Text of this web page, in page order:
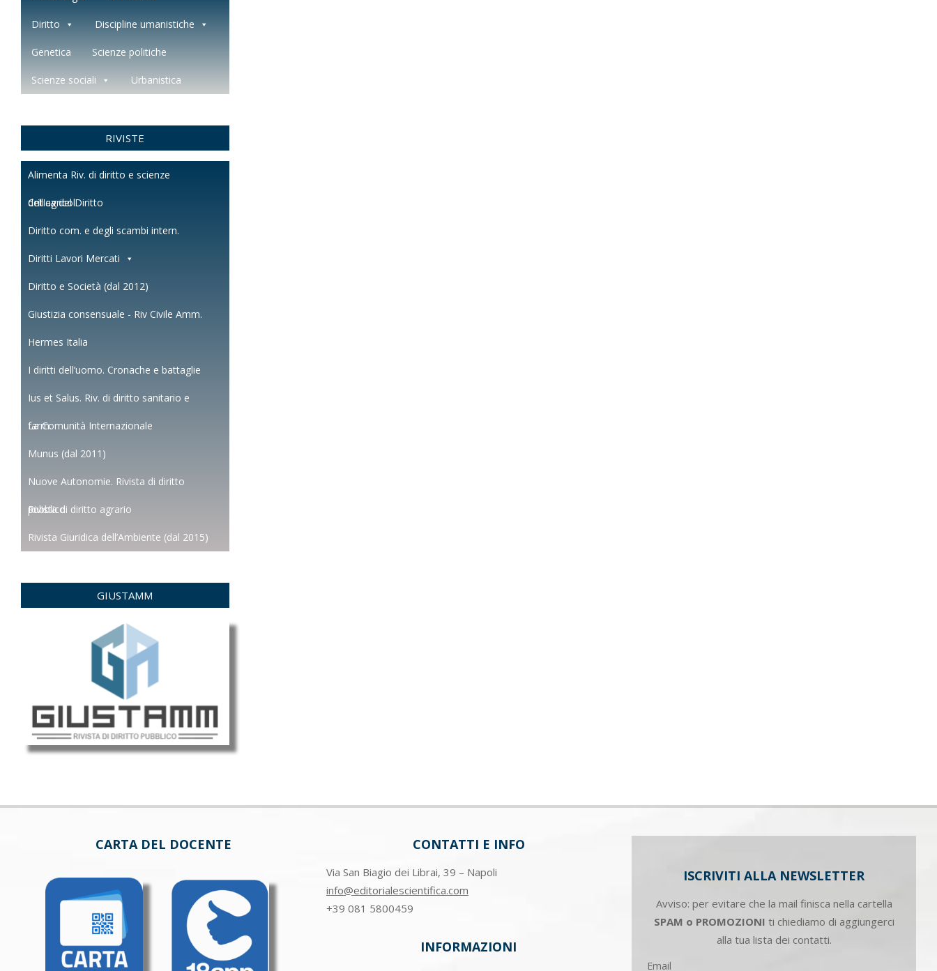
Diritto Discipline umanistiche
Genetica Scienze politiche
Scienze sociali Urbanistica
RIVISTE
Alimenta Riv. di diritto e scienze
dell'agricol.
Critica del Diritto
Diritto com. e degli scambi intern.
Diritti Lavori Mercati
Diritto e Società (dal 2012)
Giustizia consensuale - Riv Civile Amm.
Hermes Italia
I diritti dell’uomo. Cronache e battaglie
Ius et Salus. Riv. di diritto sanitario e
farm.
La Comunità Internazionale
Munus (dal 2011)
Nuove Autonomie. Rivista di diritto
pubblico
Rivista di diritto agrario
Rivista Giuridica dell’Ambiente (dal 2015)
GIUSTAMM
CARTA DEL DOCENTE CONTATTI E INFO
Via San Biagio dei Librai, 39 – Napoli
info@editorialescientifica.com
+39 081 5800459
INFORMAZIONI
ISCRIVITI ALLA NEWSLETTER
Avviso: per evitare che la mail finisca nella cartella
SPAM o PROMOZIONI ti chiediamo di aggiungerci
alla tua lista dei contatti.
Email